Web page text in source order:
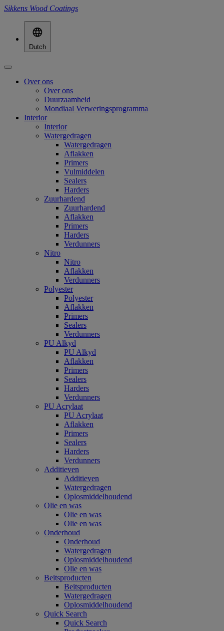
Sikkens Wood Coatings
Dutch
Over ons
Over ons
Duurzaamheid
Mondiaal Verweringsprogramma
Interior
Interior
Watergedragen
Watergedragen
Aflakken
Primers
Vulmiddelen
Sealers
Harders
Zuurhardend
Zuurhardend
Aflakken
Primers
Harders
Verdunners
Nitro
Nitro
Aflakken
Verdunners
Polyester
Polyester
Aflakken
Primers
Sealers
Verdunners
PU Alkyd
PU Alkyd
Aflakken
Primers
Sealers
Harders
Verdunners
PU Acrylaat
PU Acrylaat
Aflakken
Primers
Sealers
Harders
Verdunners
Additieven
Additieven
Watergedragen
Oplosmiddelhoudend
Olie en was
Olie en was
Olie en was
Onderhoud
Onderhoud
Watergedragen
Oplosmiddelhoudend
Olie en was
Beitsproducten
Beitsproducten
Watergedragen
Oplosmiddelhoudend
Quick Search
Quick Search